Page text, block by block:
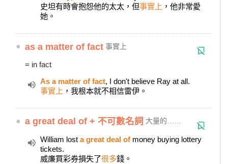
史坦有時會抱怨他的太太，但事實上 ，他非常愛
她。
● as a matter of fact 事實上
= in fact
As a matter of fact, I don't believe Ray at all.
事實上 ，我根本就不相信雷伊。
● a great deal of + 不可數名詞 大量的……
William lost a great deal of money buying lottery
tickets.
威廉買彩券損失了很多錢。